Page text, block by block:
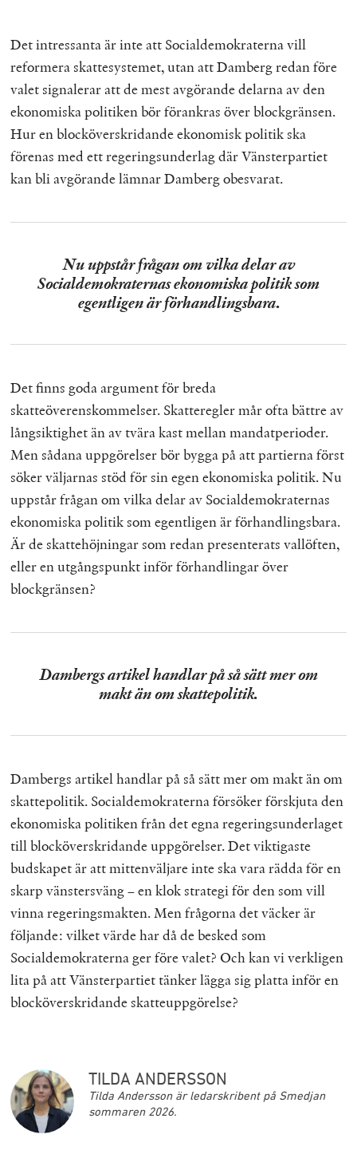
Det intressanta är inte att Socialdemokraterna vill
reformera skattesystemet, utan att Damberg redan före
valet signalerar att de mest avgörande delarna av den
ekonomiska politiken bör förankras över blockgränsen.
Hur en blocköverskridande ekonomisk politik ska
förenas med ett regeringsunderlag där Vänsterpartiet
kan bli avgörande lämnar Damberg obesvarat.
Nu uppstår frågan om vilka delar av
Socialdemokraternas ekonomiska politik som
egentligen är förhandlingsbara.
Det finns goda argument för breda
skatteöverenskommelser. Skatteregler mår ofta bättre av
långsiktighet än av tvära kast mellan mandatperioder.
Men sådana uppgörelser bör bygga på att partierna först
söker väljarnas stöd för sin egen ekonomiska politik. Nu
uppstår frågan om vilka delar av Socialdemokraternas
ekonomiska politik som egentligen är förhandlingsbara.
Är de skattehöjningar som redan presenterats vallöften,
eller en utgångspunkt inför förhandlingar över
blockgränsen?
Dambergs artikel handlar på så sätt mer om
makt än om skattepolitik.
Dambergs artikel handlar på så sätt mer om makt än om
skattepolitik. Socialdemokraterna försöker förskjuta den
ekonomiska politiken från det egna regeringsunderlaget
till blocköverskridande uppgörelser. Det viktigaste
budskapet är att mittenväljare inte ska vara rädda för en
skarp vänstersväng – en klok strategi för den som vill
vinna regeringsmakten. Men frågorna det väcker är
följande: vilket värde har då de besked som
Socialdemokraterna ger före valet? Och kan vi verkligen
lita på att Vänsterpartiet tänker lägga sig platta inför en
blocköverskridande skatteuppgörelse?
TILDA ANDERSSON
Tilda Andersson är ledarskribent på Smedjan
sommaren 2026.